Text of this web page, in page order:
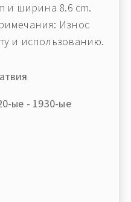
и ширина 8.6 cm.
Износ
и использованию.
ые - 1930-ые